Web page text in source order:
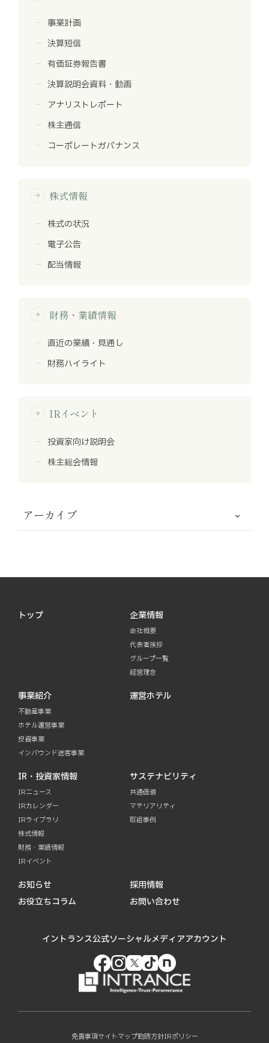
事業計画
決算短信
有価証券報告書
決算説明会資料・動画
アナリストレポート
株主通信
コーポレートガバナンス
arrow_forward 株式情報
株式の状況
電子公告
配当情報
arrow_forward 財務・業績情報
直近の業績・見通し
財務ハイライト
arrow_forward IRイベント
投資家向け説明会
株主総会情報
アーカイブ
トップ 企業情報
会社概要
代表者挨拶
グループ一覧
経営理念
事業紹介
不動産事業
ホテル運営事業
投資事業
インバウンド送客事業
運営ホテル
IR・投資家情報
IRニュース
IRカレンダー
IRライブラリ
株式情報
財務・業績情報
IRイベント
サステナビリティ
共通価値
マテリアリティ
取組事例
お知らせ
お役立ちコラム
採用情報
お問い合わせ
イントランス公式ソーシャルメディアアカウント
免責事項サイトマップ勧誘方針IRポリシー